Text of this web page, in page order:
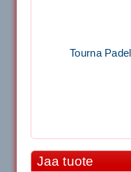
Tourna
Jaa tuote